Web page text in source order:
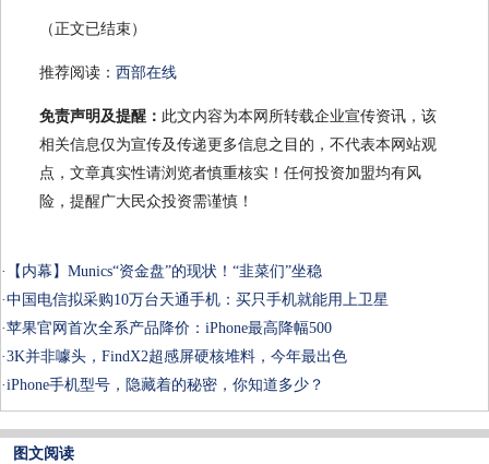
（正文已结束）
推荐阅读： 西部在线
免责声明及提醒： 此文内容为本网所转载企业宣传资讯，该
相关信息仅为宣传及传递更多信息之目的，不代表本网站观
点，文章真实性请浏览者慎重核实！任何投资加盟均有风
险，提醒广大民众投资需谨慎！
·
【内幕】Munics“资金盘”的现状！“韭菜们”坐稳
·中国电信拟采购10万台天通手机：买只手机就能用上卫星
·苹果官网首次全系产品降价：iPhone最高降幅500
·3K并非噱头，FindX2超感屏硬核堆料，今年最出色
·iPhone手机型号，隐藏着的秘密，你知道多少？
图文阅读